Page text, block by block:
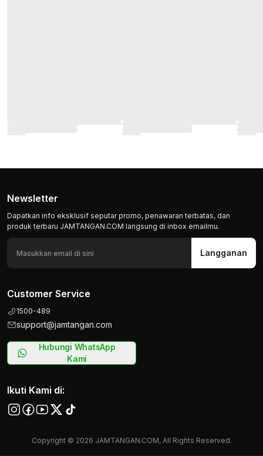
Newsletter
Dapatkan info eksklusif seputar promo, penawaran terbatas, dan
produk terbaru JAMTANGAN.COM langsung di inbox emailmu.
Langganan
Customer Service
1500-489
support@jamtangan.com
Hubungi WhatsApp
Kami
Ikuti Kami di:
Copyright © 2026 JAMTANGAN.COM, All Rights Reserved.